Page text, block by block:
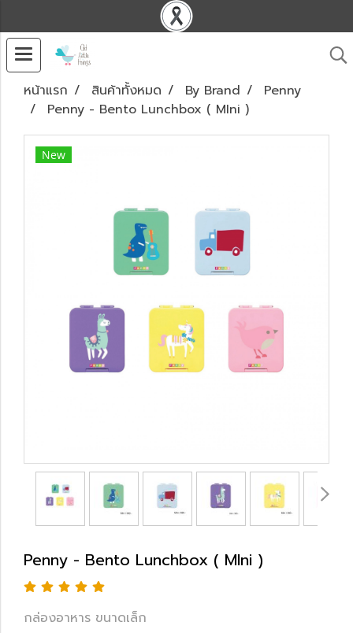
หน้าแรก สินค้าทั้งหมด By Brand
Penny
Penny - Bento Lunchbox ( MIni )
New
Penny - Bento Lunchbox ( MIni )
กล่องอาหาร ขนาดเล็ก